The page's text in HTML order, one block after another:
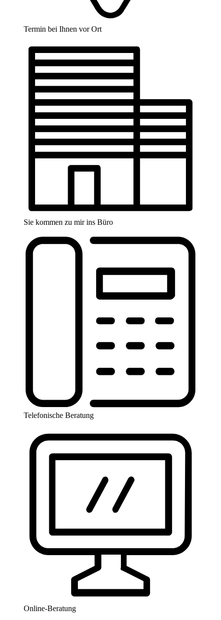
Termin bei Ihnen vor Ort
Sie kommen zu mir ins Büro
Telefonische Beratung
Online-Beratung